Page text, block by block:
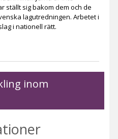
ställt sig bakom dem och de
lagutredningen. Arbetet i
i nationell rätt.
inom